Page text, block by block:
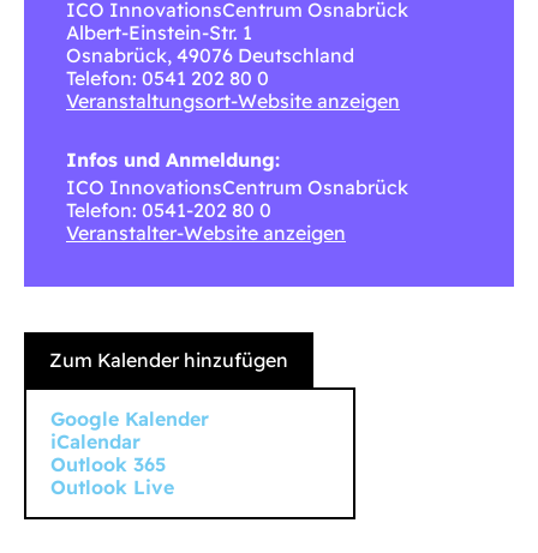
ICO InnovationsCentrum Osnabrück
Albert-Einstein-Str. 1
Osnabrück, 49076 Deutschland
Telefon: 0541 202 80 0
Veranstaltungsort-Website anzeigen
Infos und Anmeldung:
ICO InnovationsCentrum Osnabrück
Telefon: 0541-202 80 0
Veranstalter-Website anzeigen
Zum Kalender hinzufügen
Google Kalender
iCalendar
Outlook 365
Outlook Live